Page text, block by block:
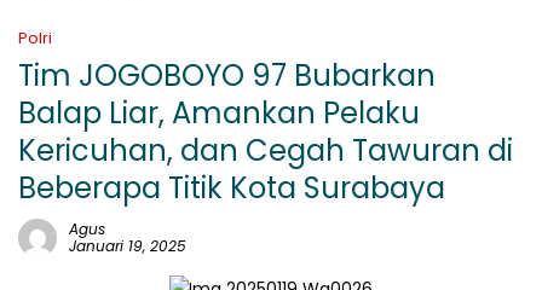
Polri
Tim JOGOBOYO 97 Bubarkan
Balap Liar, Amankan Pelaku
Kericuhan, dan Cegah Tawuran di
Beberapa Titik Kota Surabaya
Agus
Januari 19, 2025